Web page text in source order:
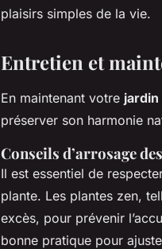
plaisirs simples de la vie.
Entretien et
En maintenant votre jardin
préserver son harmonie
Conseils d’arrosage
Il est essentiel de
plante. Les plantes zen,
excès, pour prévenir
bonne pratique pour